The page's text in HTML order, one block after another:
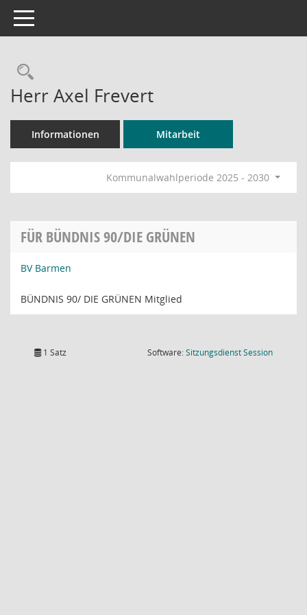
Toggle navigation
Rechercheauswahl
Herr Axel Frevert
Informationen Mitarbeit
Kommunalwahlperiode 2025 - 2030
FÜR BÜNDNIS 90/DIE GRÜNEN
BV Barmen
BÜNDNIS 90/ DIE GRÜNEN Mitglied
1 Satz Software:SitzungsdienstSession(Wird in